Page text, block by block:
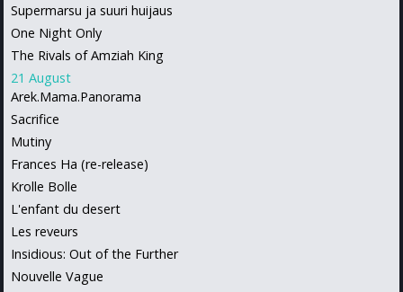
Supermarsu ja suuri huijaus
One Night Only
The Rivals of Amziah King
21 August
Arek.Mama.Panorama
Sacrifice
Mutiny
Frances Ha (re-release)
Krolle Bolle
L'enfant du desert
Les reveurs
Insidious: Out of the Further
Nouvelle Vague